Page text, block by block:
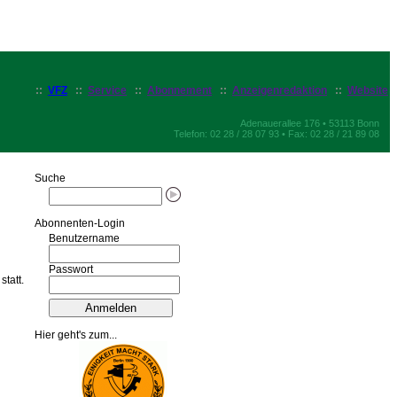
:: VFZ :: Service :: Abonnement :: Anzeigenredaktion :: Website
Adenauerallee 176 • 53113 Bonn
Telefon: 02 28 / 28 07 93 • Fax: 02 28 / 21 89 08
Suche
Abonnenten-Login
Benutzername
Passwort
Hier geht's zum...